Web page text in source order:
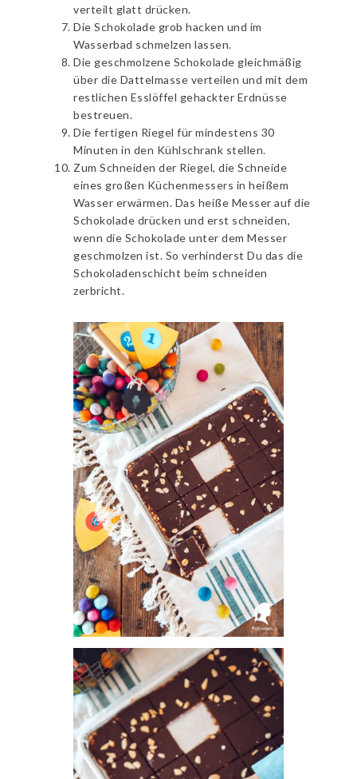
verteilt glatt drücken.
Die Schokolade grob hacken und im
Wasserbad schmelzen lassen.
Die geschmolzene Schokolade gleichmäßig
über die Dattelmasse verteilen und mit dem
restlichen Esslöffel gehackter Erdnüsse
bestreuen.
Die fertigen Riegel für mindestens 30
Minuten in den Kühlschrank stellen.
Zum Schneiden der Riegel, die Schneide
eines großen Küchenmessers in heißem
Wasser erwärmen. Das heiße Messer auf die
Schokolade drücken und erst schneiden,
wenn die Schokolade unter dem Messer
geschmolzen ist. So verhinderst Du das die
Schokoladenschicht beim schneiden
zerbricht.